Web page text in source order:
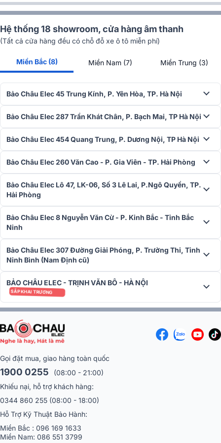
Mẫuloa sub điệndBTechnologies này tích hợp bộ khuếch đạiclass
Dhiệu suất cao, sử dụng công nghệ độc quyềnDigipro® G3 đủ sức
khuấy đảo mọi không gian sự kiện cả ngoài trời lẫn trong nhà.
Hoạt động bền bỉ, phối ghép dễ dàng
Loa siêu trầmvận hành ổn định trong thời gian dài ở cường độ cao
nhờ có chế độ làm mát đối lưu.Thùng loa được trang bị các điểm
ren M10 và giá đỡ cực M20 ở cả phía trên và bên cạnh để có thể
setup theo chiều ngang hoặc chiều dọc, treo lên hoặc xếp chồng
lên mặt đất. Hai thanh treo và giá đỡ phụ khác nhau mở ra nhiều cấu
hình để phù hợp với mọi yêu cầu cài đặt.
Thiết bị không kén chọn khi phối ghép với cá sản phẩm âm thanh
khác, cấu tạo nên hệ thống lớn như
khấu, hội trườngvà sự kiện ngoài trời….
Xem thêm công trình sử dụng Loa sub điện dBTechnologies
VIO S115 trên toàn thế giới:
Hệ thống 18 showroom, cửa hàng âm thanh
(Tất cả cửa hàng đều có chỗ đỗ xe ô tô miễn phí)
Miền Bắc (8) Miền Nam (7) Miền Trung (3)
Bảo Châu Elec 45 Trung Kính, P. Yên Hòa, TP. Hà Nội
Bảo Châu Elec 287 Trần Khát Chân, P. Bạch Mai, TP Hà Nội
Bảo Châu Elec 454 Quang Trung, P. Dương Nội, TP Hà Nội
Bảo Châu Elec 260 Văn Cao - P. Gia Viên - TP. Hải Phòng
Bảo Châu Elec Lô 47, LK-06, Số 3 Lê Lai, P.Ngô Quyền, TP.
Hải Phòng
Bảo Châu Elec 8 Nguyễn Văn Cừ - P. Kinh Bắc - Tỉnh Bắc
Ninh
Bảo Châu Elec 307 Đường Giải Phóng, P. Trường Thi, Tỉnh
Ninh Bình (Nam Định cũ)
BẢO CHÂU ELEC - TRỊNH VĂN BÔ - HÀ NỘI
SẮP KHAI TRƯƠNG
Gọi đặt mua, giao hàng toàn quốc
1900 0255
(08:00 - 21:00)
Khiếu nại, hỗ trợ khách hàng:
0344 860 255 (08:00 - 18:00)
Hỗ Trợ Kỹ Thuật Bảo Hành:
Miền Bắc : 096 169 1633
Miền Nam: 086 551 3799